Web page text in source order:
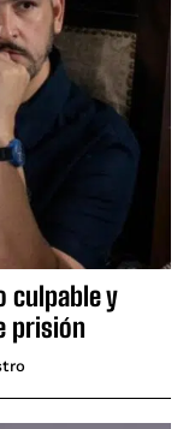
culpable y
prisión